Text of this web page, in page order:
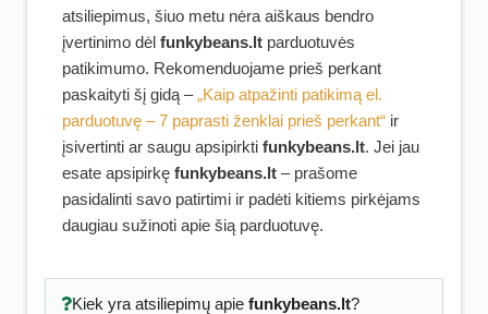
atsiliepimus, šiuo metu nėra aiškaus bendro
įvertinimo dėl funkybeans.lt parduotuvės
patikimumo. Rekomenduojame prieš perkant
paskaityti šį gidą –„Kaip atpažinti patikimą el.
parduotuvę – 7 paprasti ženklai prieš perkant“ ir
įsivertinti ar saugu apsipirkti funkybeans.lt. Jei jau
esate apsipirkę funkybeans.lt – prašome
pasidalinti savo patirtimi ir padėti kitiems pirkėjams
daugiau sužinoti apie šią parduotuvę.
Kiek yra atsiliepimų apie funkybeans.lt?